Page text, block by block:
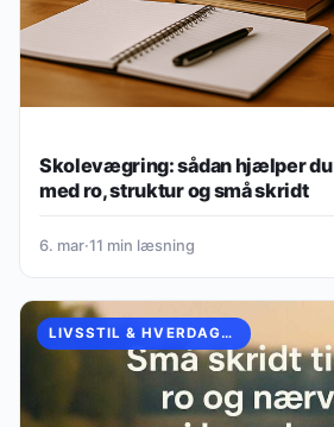
Skolevægring: sådan hjælper
med ro, struktur og små skridt
6. mar·11 min læsning
LIVSSTIL & HVERDAGSINSPIRATION